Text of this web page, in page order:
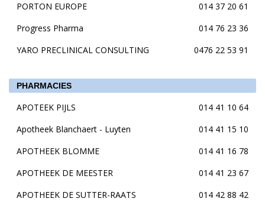
PORTON EUROPE
014 37 20 61
Progress Pharma
014 76 23 36
YARO PRECLINICAL CONSULTING
0476 22 53 91
PHARMACIES
APOTEEK PIJLS
014 41 10 64
Apotheek Blanchaert - Luyten
014 41 15 10
APOTHEEK BLOMME
014 41 16 78
APOTHEEK DE MEESTER
014 41 23 67
APOTHEEK DE SUTTER-RAATS
014 42 88 42